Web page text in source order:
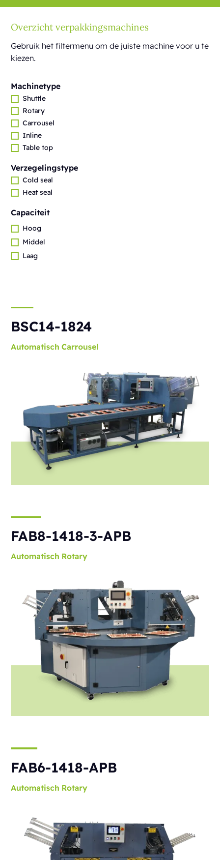
Overzicht verpakkingsmachines
Gebruik het filtermenu om de juiste machine voor u te
kiezen.
Machinetype
Shuttle
Rotary
Carrousel
Inline
Table top
Verzegelingstype
Cold seal
Heat seal
Capaciteit
Hoog
Middel
Laag
BSC14-1824
Automatisch Carrousel
FAB8-1418-3-APB
Automatisch Rotary
FAB6-1418-APB
Automatisch Rotary